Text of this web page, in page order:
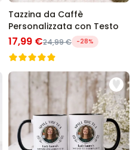
Tazzina da Caffè
Personalizzata con Testo
17,99 €24,99 € -28%